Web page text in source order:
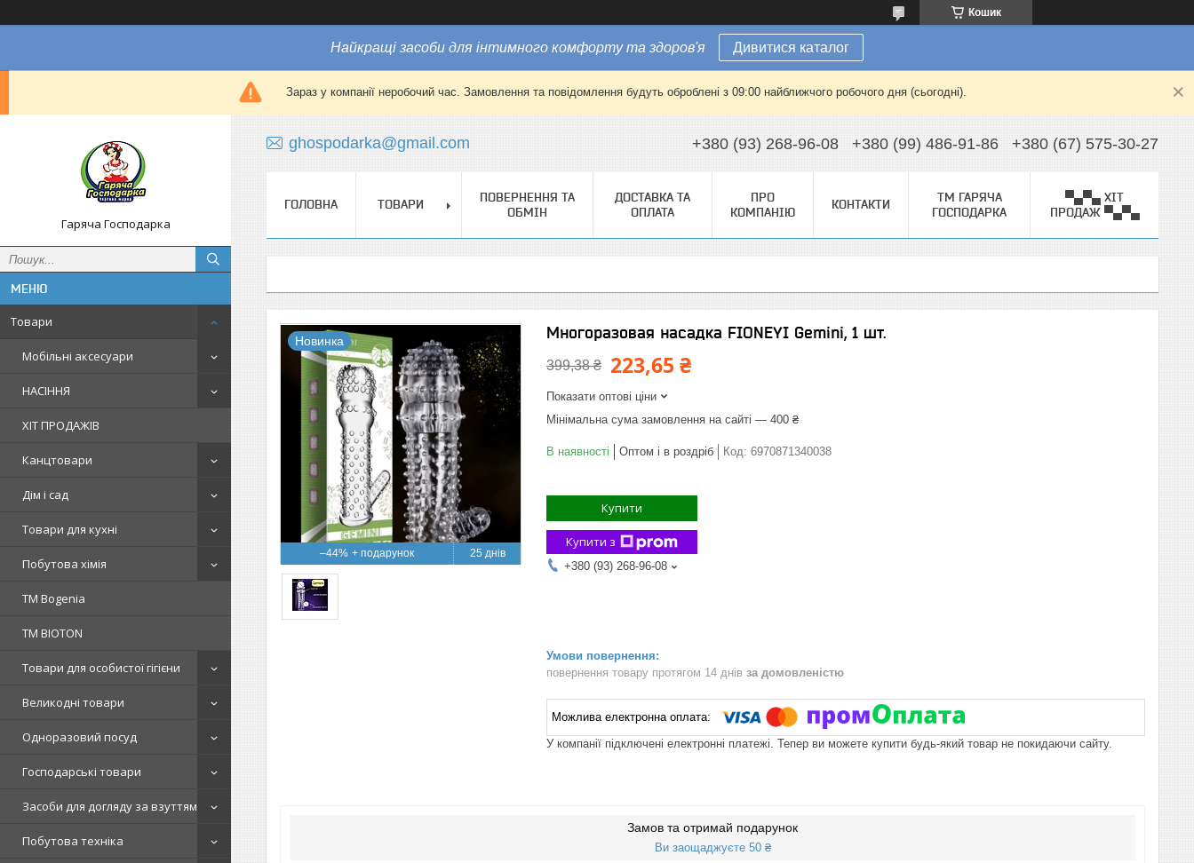
Кошик
Найкращі засоби для інтимного комфорту та здоров'я Дивитися каталог
Зараз у компанії неробочий час. Замовлення та повідомлення будуть оброблені з 09:00 найближчого робочого дня (сьогодні).
Гаряча Господарка
Товари
Мобільні аксесуари
НАСІННЯ
ХІТ ПРОДАЖІВ
Канцтовари
Дім і сад
Товари для кухні
Побутова хімія
ТМ Bogenia
ТМ BIOTON
Товари для особистої гігієни
Великодні товари
Одноразовий посуд
Господарські товари
Засоби для догляду за взуттям
Побутова техніка
ghospodarka@gmail.com +380 (93) 268-96-08 +380 (99) 486-91-86 +380 (67) 575-30-27
ГОЛОВНА ТОВАРИ
ПОВЕРНЕННЯ ТА
ОБМІН
ДОСТАВКА ТА
ОПЛАТА
ПРО
КОМПАНІЮ
КОНТАКТИ
ТМ ГАРЯЧА
ГОСПОДАРКА
▀▄▀▄ ХІТ
ПРОДАЖ ▀▄▀▄
–44% 25 днів
Новинка Многоразовая насадка FIONEYI Gemini, 1 шт.
399,38 ₴ 223,65 ₴
Показати оптові ціни
Мінімальна сума замовлення на сайті — 400 ₴
В наявності Оптом і в роздріб Код: 6970871340038
Купити
Купити з
+380 (93) 268-96-08
повернення товару протягом 14 днів за домовленістю
У компанії підключені електронні платежі. Тепер ви можете купити будь-який товар не покидаючи сайту.
Замов та отримай подарунок
Ви заощаджуєте 50 ₴